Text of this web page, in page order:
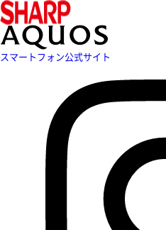
スマートフォン公式サイト